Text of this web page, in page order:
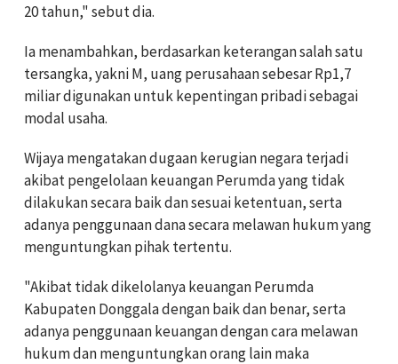
20 tahun," sebut dia.
Ia menambahkan, berdasarkan keterangan salah satu
tersangka, yakni M, uang perusahaan sebesar Rp1,7
miliar digunakan untuk kepentingan pribadi sebagai
modal usaha.
Wijaya mengatakan dugaan kerugian negara terjadi
akibat pengelolaan keuangan Perumda yang tidak
dilakukan secara baik dan sesuai ketentuan, serta
adanya penggunaan dana secara melawan hukum yang
menguntungkan pihak tertentu.
"Akibat tidak dikelolanya keuangan Perumda
Kabupaten Donggala dengan baik dan benar, serta
adanya penggunaan keuangan dengan cara melawan
hukum dan menguntungkan orang lain maka